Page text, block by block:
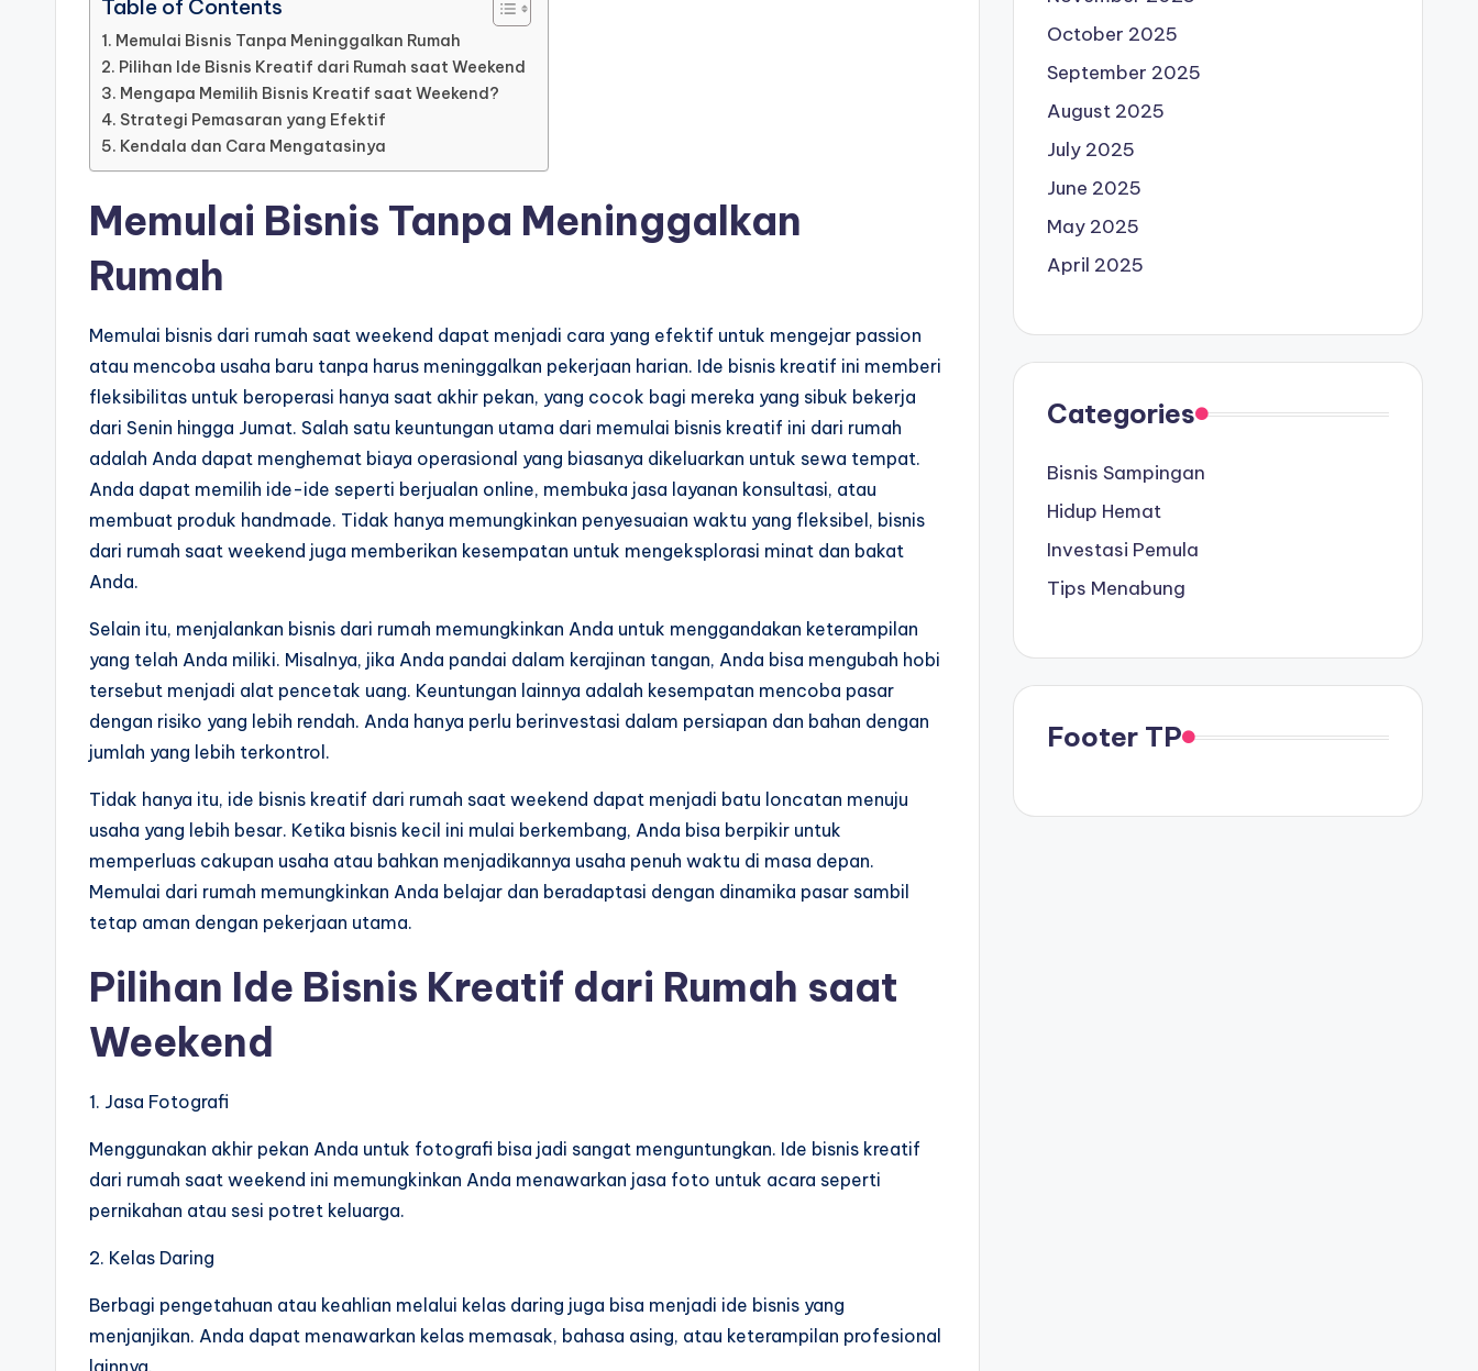
Table of Contents
Memulai Bisnis Tanpa Meninggalkan Rumah
Pilihan Ide Bisnis Kreatif dari Rumah saat Weekend
Mengapa Memilih Bisnis Kreatif saat Weekend?
Strategi Pemasaran yang Efektif
Kendala dan Cara Mengatasinya
Memulai Bisnis Tanpa Meninggalkan
Rumah
Memulai bisnis dari rumah saat weekend dapat menjadi cara yang efektif untuk mengejar passion
atau mencoba usaha baru tanpa harus meninggalkan pekerjaan harian. Ide bisnis kreatif ini memberi
fleksibilitas untuk beroperasi hanya saat akhir pekan, yang cocok bagi mereka yang sibuk bekerja
dari Senin hingga Jumat. Salah satu keuntungan utama dari memulai bisnis kreatif ini dari rumah
adalah Anda dapat menghemat biaya operasional yang biasanya dikeluarkan untuk sewa tempat.
Anda dapat memilih ide-ide seperti berjualan online, membuka jasa layanan konsultasi, atau
membuat produk handmade. Tidak hanya memungkinkan penyesuaian waktu yang fleksibel, bisnis
dari rumah saat weekend juga memberikan kesempatan untuk mengeksplorasi minat dan bakat
Anda.
Selain itu, menjalankan bisnis dari rumah memungkinkan Anda untuk menggandakan keterampilan
yang telah Anda miliki. Misalnya, jika Anda pandai dalam kerajinan tangan, Anda bisa mengubah hobi
tersebut menjadi alat pencetak uang. Keuntungan lainnya adalah kesempatan mencoba pasar
dengan risiko yang lebih rendah. Anda hanya perlu berinvestasi dalam persiapan dan bahan dengan
jumlah yang lebih terkontrol.
Tidak hanya itu, ide bisnis kreatif dari rumah saat weekend dapat menjadi batu loncatan menuju
usaha yang lebih besar. Ketika bisnis kecil ini mulai berkembang, Anda bisa berpikir untuk
memperluas cakupan usaha atau bahkan menjadikannya usaha penuh waktu di masa depan.
Memulai dari rumah memungkinkan Anda belajar dan beradaptasi dengan dinamika pasar sambil
tetap aman dengan pekerjaan utama.
Pilihan Ide Bisnis Kreatif dari Rumah saat
Weekend
1. Jasa Fotografi
Menggunakan akhir pekan Anda untuk fotografi bisa jadi sangat menguntungkan. Ide bisnis kreatif
dari rumah saat weekend ini memungkinkan Anda menawarkan jasa foto untuk acara seperti
pernikahan atau sesi potret keluarga.
2. Kelas Daring
Berbagi pengetahuan atau keahlian melalui kelas daring juga bisa menjadi ide bisnis yang
menjanjikan. Anda dapat menawarkan kelas memasak, bahasa asing, atau keterampilan profesional
lainnya.
October 2025
September 2025
August 2025
July 2025
June 2025
May 2025
April 2025
Categories
Bisnis Sampingan
Hidup Hemat
Investasi Pemula
Tips Menabung
Footer TP